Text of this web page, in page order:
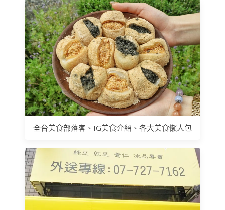
全台美食部落客、IG美食介紹、各大美食懶人包